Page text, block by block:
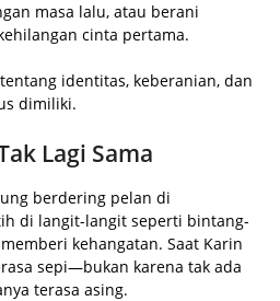
masa lalu, atau berani
cinta pertama.
identitas, keberanian, dan
dimiliki.
Lagi Sama
berdering pelan di
di langit-langit seperti bintang-
kehangatan. Saat Karin
sepi—bukan karena tak ada
terasa asing.